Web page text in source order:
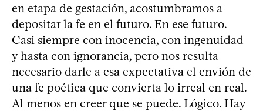
en etapa de gestación, acostumbramos a
depositar la fe en el futuro. En ese futuro.
Casi siempre con inocencia, con ingenuidad
y hasta con ignorancia, pero nos resulta
necesario darle a esa expectativa el envión de
una fe poética que convierta lo irreal en real.
Al menos en creer que se puede. Lógico. Hay